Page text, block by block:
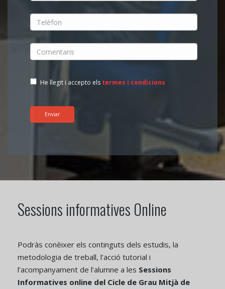
He llegit i accepto els termes i condicions
Enviar
Sessions informatives Online
Podràs conèixer els continguts dels estudis, la
metodologia de treball, l’acció tutorial i
l’acompanyament de l’alumne a les Sessions
Informatives online del Cicle de Grau Mitjà de